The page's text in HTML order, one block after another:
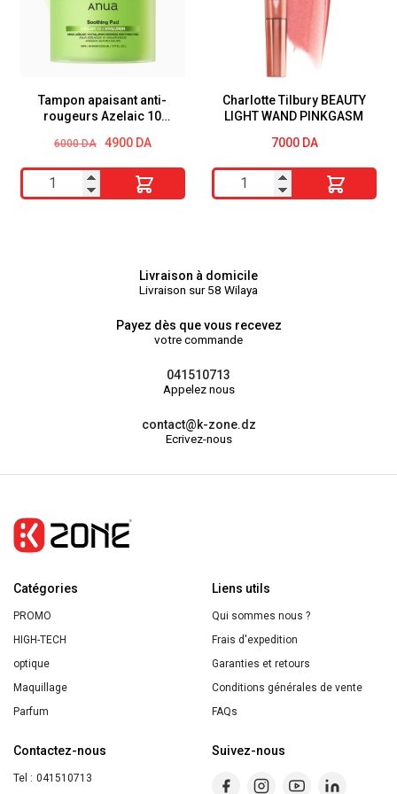
collagène
collagène
hydrolysé
lyophilisé
-
et
lifté
hyaluronique
Tampon apaisant anti-
rougeurs Azelaic 10
6000DA
Le
initial
était :
6000 DA.
4900 DA
Le
actuel
est :
4900 DA.
quantité
de
Charlotte Tilbury BEAUTY
LIGHT WAND PINKGASM
7000 DA
quantité
de
BEAUTY
LIGHT
WAND
PINKGASM
Livraison à domicile
Livraison sur 58 Wilaya
Payez dès que vous recevez
votre commande
041510713
Appelez nous
contact@k-zone.dz
Ecrivez-nous
Catégories
PROMO
HIGH-TECH
optique
Maquillage
Parfum
Liens utils
Qui sommes nous ?
Frais d'expedition
Garanties et retours
Conditions générales de vente
FAQs
Contactez-nous
Tel : 041510713
Suivez-nous